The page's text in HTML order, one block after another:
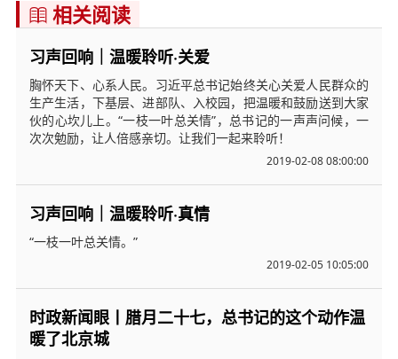
 相关阅读
习声回响｜温暖聆听·关爱
胸怀天下、心系人民。习近平总书记始终关心关爱人民群众的
生产生活，下基层、进部队、入校园，把温暖和鼓励送到大家
伙的心坎儿上。“一枝一叶总关情”，总书记的一声声问候，一
次次勉励，让人倍感亲切。让我们一起来聆听！
2019-02-08 08:00:00
习声回响｜温暖聆听·真情
“一枝一叶总关情。”
2019-02-05 10:05:00
时政新闻眼丨腊月二十七，总书记的这个动作温
暖了北京城